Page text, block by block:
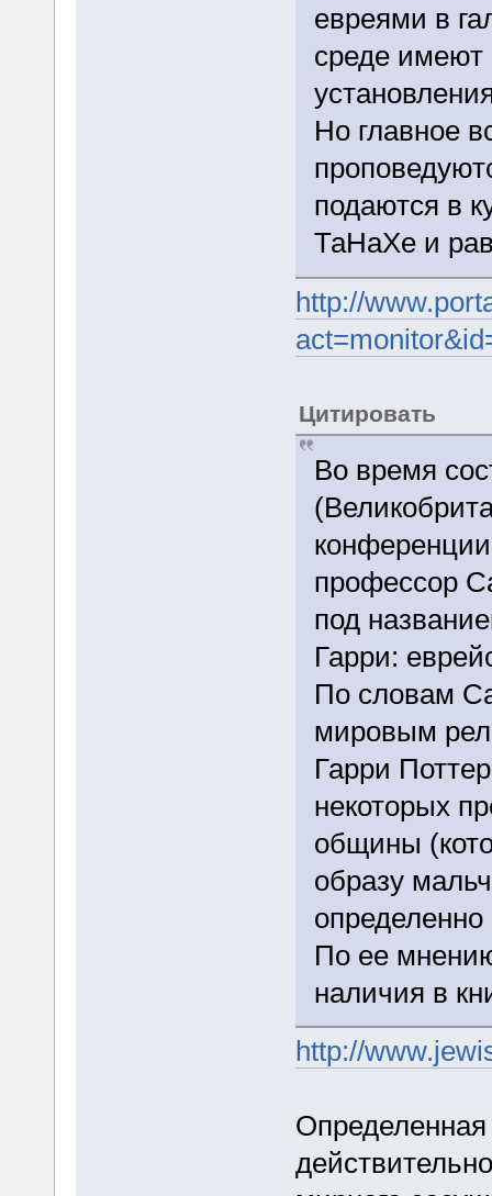
евреями в
среде имеют
Но главное
подаются в
ТаНаХе и
http://
Цитировать
Во время
профессор
под
Гарри:
По словам
мировым
Гарри
некоторых
общины
образу
По ее
наличия в
http://
Определенная